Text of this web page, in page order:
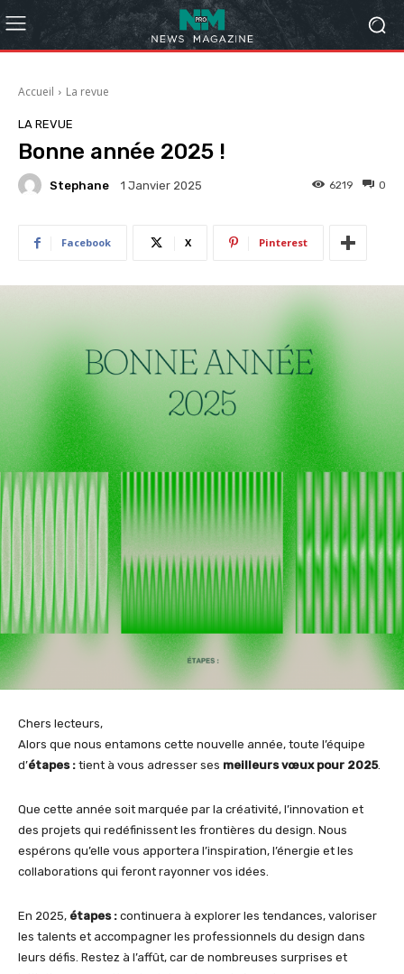
Accueil La revue
LA REVUE
Bonne année 2025 !
Stephane 1 Janvier 2025 0
6219
Facebook X Pinterest
Chers lecteurs,
Alors que nous entamons cette nouvelle année, toute l’équipe
d’étapes : tient à vous adresser ses meilleurs vœux pour 2025.
Que cette année soit marquée par la créativité, l’innovation et
des projets qui redéfinissent les frontières du design. Nous
espérons qu’elle vous apportera l’inspiration, l’énergie et les
collaborations qui feront rayonner vos idées.
En 2025, étapes : continuera à explorer les tendances, valoriser
les talents et accompagner les professionnels du design dans
leurs défis. Restez à l’affût, car de nombreuses surprises et